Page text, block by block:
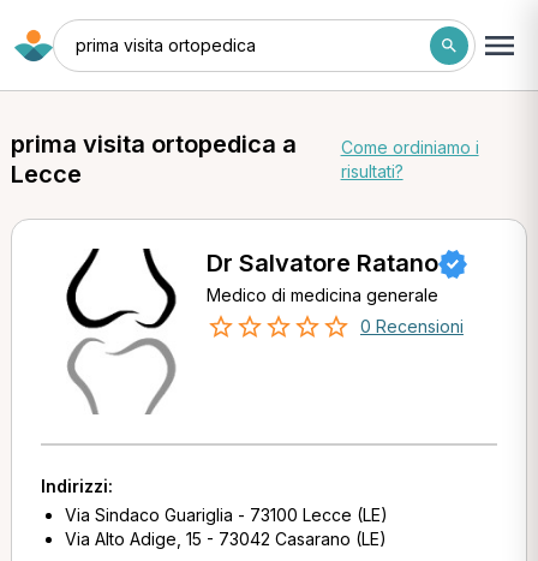
prima visita ortopedica
prima visita ortopedica a
Lecce
Come ordiniamo i
risultati?
Dr Salvatore Ratano
Medico di medicina generale
0 Recensioni
Indirizzi:
Via Sindaco Guariglia - 73100 Lecce (LE)
Via Alto Adige, 15 - 73042 Casarano (LE)